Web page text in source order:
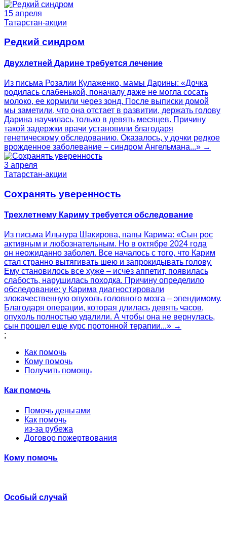
15 апреля
Татарстан-акции
Редкий синдром
Двухлетней Дарине требуется лечение
Из письма Розалии Кулаженко, мамы Дарины: «Дочка
родилась слабенькой, поначалу даже не могла сосать
молоко, ее кормили через зонд. После выписки домой
мы заметили, что она отстает в развитии, держать голову
Дарина научилась только в девять месяцев. Причину
такой задержки врачи установили благодаря
генетическому обследованию. Оказалось, у дочки редкое
врожденное заболевание – синдром Ангельмана...» →
3 апреля
Татарстан-акции
Сохранять уверенность
Трехлетнему Кариму требуется обследование
Из письма Ильнура Шакирова, папы Карима: «Сын рос
активным и любознательным. Но в октябре 2024 года
он неожиданно заболел. Все началось с того, что Карим
стал странно вытягивать шею и запрокидывать голову.
Ему становилось все хуже – исчез аппетит, появилась
слабость, нарушилась походка. Причину определило
обследование: у Карима диагностировали
злокачественную опухоль головного мозга – эпендимому.
Благодаря операции, которая длилась девять часов,
опухоль полностью удалили. А чтобы она не вернулась,
сын прошел еще курс протонной терапии...» →
;
Как помочь
Кому помочь
Получить помощь
Как помочь
Помочь деньгами
Как помочь
из-за рубежа
Договор пожертвования
Кому помочь
Особый случай